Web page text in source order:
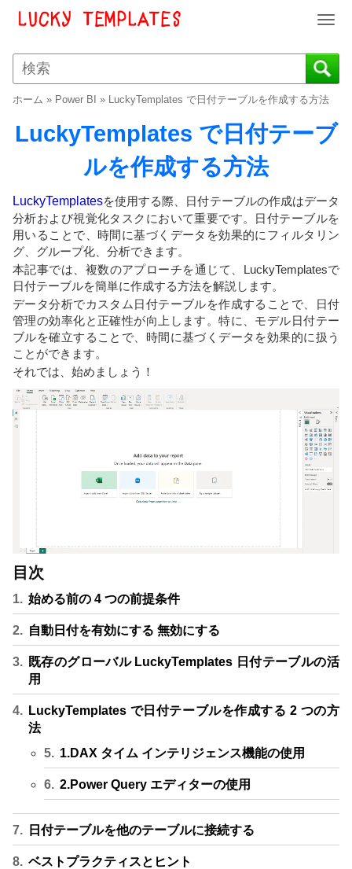
T
g
g
e
n
a
g
a
o
ホーム » Power BI » LuckyTemplates で日付テーブルを作成する方法
LuckyTemplates で日付テーブ
ルを作成する方法
LuckyTemplatesを使用する際、日付テーブルの作成はデータ
分析および視覚化タスクにおいて重要です。日付テーブルを
用いることで、時間に基づくデータを効果的にフィルタリン
グ、グループ化、分析できます。
本記事では、複数のアプローチを通じて、LuckyTemplatesで
日付テーブルを簡単に作成する方法を解説します。
データ分析でカスタム日付テーブルを作成することで、日付
管理の効率化と正確性が向上します。特に、モデル日付テー
ブルを確立することで、時間に基づくデータを効果的に扱う
ことができます。
それでは、始めましょう！
目次
始める前の 4 つの前提条件
自動日付を有効にする 無効にする
既存のグローバル LuckyTemplates 日付テーブルの活
用
LuckyTemplates で日付テーブルを作成する 2 つの方
法
1.DAX タイム インテリジェンス機能の使用
2.Power Query エディターの使用
日付テーブルを他のテーブルに接続する
ベストプラクティスとヒント